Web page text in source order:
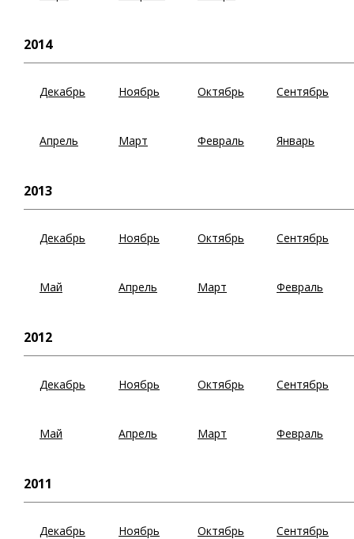
2014
Декабрь Ноябрь Октябрь Сентябрь
Апрель Март Февраль Январь
2013
Декабрь Ноябрь Октябрь Сентябрь
Май Апрель Март Февраль
2012
Декабрь Ноябрь Октябрь Сентябрь
Май Апрель Март Февраль
2011
Декабрь Ноябрь Октябрь Сентябрь